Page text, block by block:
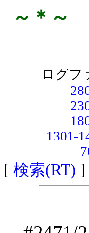
～＊～
ログフ
1301-
[ 検索(RT) ]